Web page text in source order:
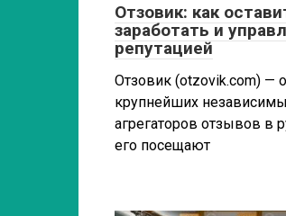
Отзовик: как
заработать и
репутацией
Отзовик (otzovik.com) —
крупнейших
агрегаторов отзывов в
его посещают